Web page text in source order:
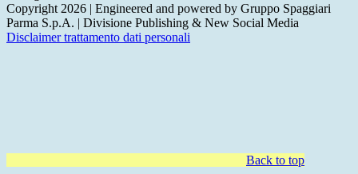
Copyright 2026 | Engineered and powered by Gruppo Spaggiari
Parma S.p.A. | Divisione Publishing & New Social Media
Disclaimer trattamento dati personali
Back to top